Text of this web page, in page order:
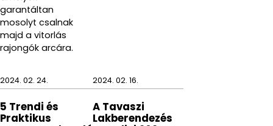
garantáltan
mosolyt csalnak
majd a vitorlás
rajongók arcára.
2024. 02. 24.
5 Trendi és
Praktikus
2024. 02. 16.
A Tavaszi
Lakberendezés